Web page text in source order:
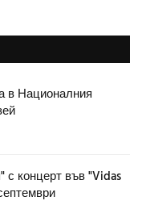
в Националния
с концерт във "Vidas